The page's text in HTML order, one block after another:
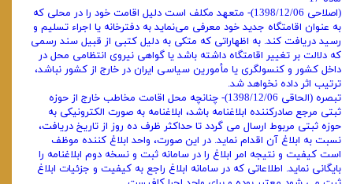
(اصلاحی 1398/12/06)- متعهد مکلف است دلیل اقامت خود را در محلی که
به عنوان اقامتگاه جدید خود معرفی می‌نماید به دفترخانه یا اجراء تسلیم و
رسید دریافت کند. به اظهاراتی که متکی به دلیل کتبی از قبیل سند رسمی
که دلالت بر تغییر اقامتگاه داشته باشد یا گواهی نیروی انتظامی محل در
داخل کشور و کنسولگری یا مأمورین سیاسی ایران در خارج از کشور نباشد،
ترتیب اثر داده نخواهد شد.
تبصره (الحاقی 1398/12/06)- چنانچه محل اقامت مخاطب خارج از حوزه
ثبتی مرجع صادرکننده ابلاغنامه باشد، ابلاغنامه به صورت الکترونیکی به
حوزه ثبتی مربوط ارسال می‌ گردد تا حداکثر ظرف ده روز از تاریخ دریافت،
نسبت به ابلاغ آن اقدام نماید. در این صورت، واحد ابلاغ‌ کننده موظف
است کیفیت و نتیجه امر ابلاغ را در سامانه ثبت و نسخه دوم ابلاغنامه را
بایگانی نماید. اطلاعاتی که در سامانه ابلاغ راجع به کیفیت و جزئیات ابلاغ